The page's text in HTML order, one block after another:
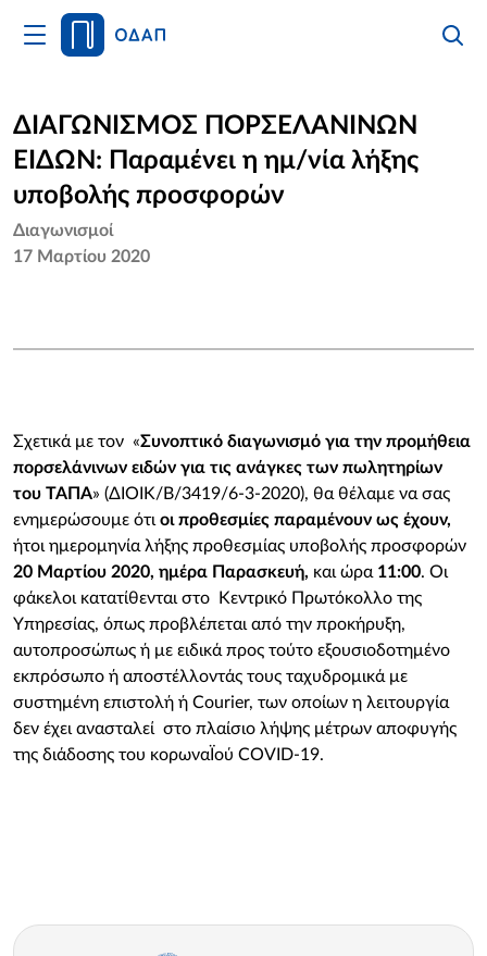
Άνοιγμα
Κυρίως
Αρχική
Οργανισμός
Υπηρεσίες
ΔΙΑΓΩΝΙΣΜΟΣ ΠΟΡΣΕΛΑΝΙΝΩΝ
ΕΙΔΩΝ: Παραμένει η ημ/νία λήξης
υποβολής προσφορών
Διαγωνισμοί
17 Μαρτίου 2020
Σχετικά με τον «Συνοπτικό διαγωνισμό για την προμήθεια
πορσελάνινων ειδών για τις ανάγκες των πωλητηρίων
του ΤΑΠΑ» (ΔΙΟΙΚ/Β/3419/6-3-2020), θα θέλαμε να σας
ενημερώσουμε ότι οι προθεσμίες παραμένουν ως έχουν,
ήτοι ημερομηνία λήξης προθεσμίας υποβολής προσφορών
20 Μαρτίου 2020, ημέρα Παρασκευή, και ώρα 11:00. Οι
φάκελοι κατατίθενται στο Κεντρικό Πρωτόκολλο της
Yπηρεσίας, όπως προβλέπεται από την προκήρυξη,
αυτοπροσώπως ή με ειδικά προς τούτο εξουσιοδοτημένο
εκπρόσωπο ή αποστέλλοντάς τους ταχυδρομικά με
συστημένη επιστολή ή Courier, των οποίων η λειτουργία
δεν έχει ανασταλεί στo πλαίσιο λήψης μέτρων αποφυγής
της διάδοσης του κορωναΪού COVID-19.